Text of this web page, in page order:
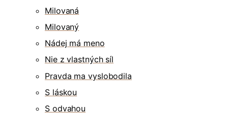
Milovaná
Milovaný
Nádej má meno
Nie z vlastných síl
Pravda ma vyslobodila
S láskou
S odvahou